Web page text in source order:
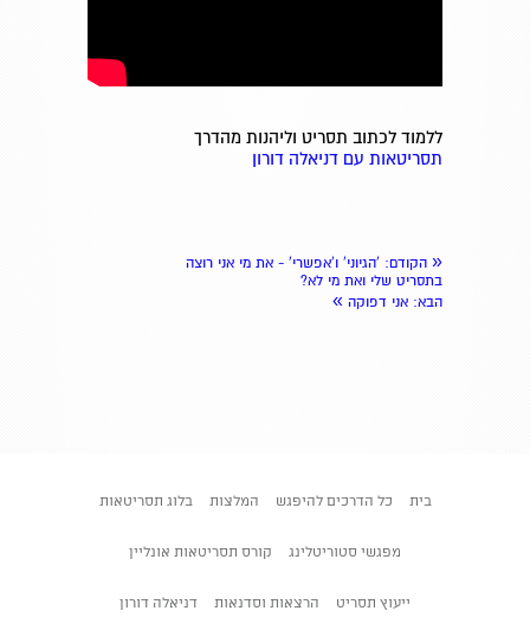
ללמוד לכתוב תסריט וליהנות מהדרך
תסריטאות עם דניאלה דורון
« הקודם: 'הגיוני' ו'אפשרי' - את מי אני רוצה
בתסריט שלי ואת מי לא?
הבא: אני דפוקה »
בית כל הדרכים להיפגש המלצות בלוג תסריטאות
מפגשי סטוריטלינג קורס תסריטאות אונליין
ייעוץ תסריט הרצאות וסדנאות דניאלה דורון